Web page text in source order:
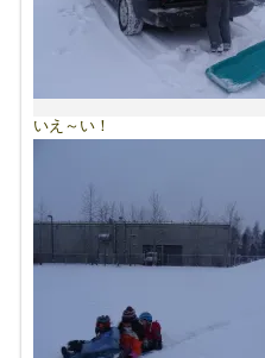
いえ～い！